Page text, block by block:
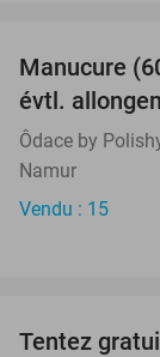
Manucure
évtl.
Ôdace by
Namur
Vendu : 15
Tentez